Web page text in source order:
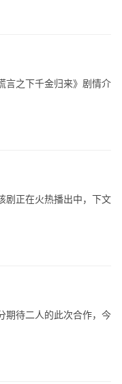
言之下千金归来》剧情介
剧正在火热播出中，下文
期待二人的此次合作，今